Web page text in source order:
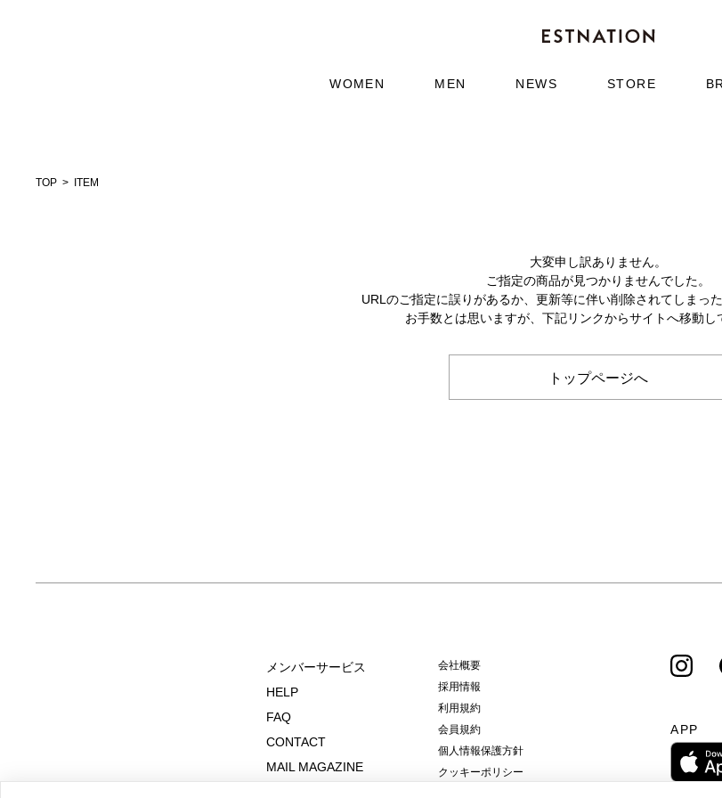
WOMEN MEN NEWS STORE
TOP ITEM
大変申し訳ありません。
ご指定の商品が見つかりませんでした。
URLのご指定に誤りがあるか、更新等に伴い削除されてしまっ
お手数とは思いますが、下記リンクからサイトへ移動し
トップページへ
メンバーサービス
HELP
FAQ
CONTACT
MAIL MAGAZINE
会社概要
採用情報
利用規約
会員規約
個人情報保護方針
クッキーポリシー
APP